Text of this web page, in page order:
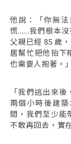
他說：「你無
慌......我們根本
父親已經 85 歲
居幫忙把他抬下
也需要人抱著。」
「我們逃出來
兩個小時後建
間，我們至少能
不敢再回去，實